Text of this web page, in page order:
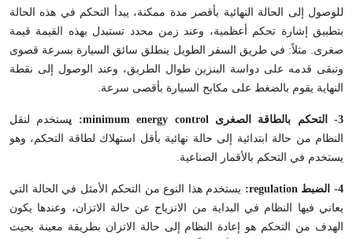
للوصول إلى الحالة النهائية بأقصر مدة ممكنة، يبدأ التحكم في هذه الحالة
بتطبيق إشارة تحكم أعظمية، وعند زمن محدد تستبدل بهذه القيمة قيمة
صغرى. مثلاً: في طريق السفر الطويل ينطلق سائق السيارة بسرعة قصوى
وتبقى قدمه على دواسة البنزين طوال الطريق، وعند الوصول إلى نقطة
النهاية يقوم بالضغط على مكابح السيارة بأقصى سرعة.
3- التحكم بالطاقة الصغرى minimum energy control : يستخدم لنقل
النظام من حالة ابتدائية إلى حالة نهائية بأقل استهلاك لطاقة التحكم، وهو
يستخدم في التحكم بالأقمار الصناعية.
4- الضبطregulation
: يستخدم هذا النوع من التحكم الأمثل في الحالة التي
يعاني فيها النظام في البداية من الانزياح عن حالة الاتزان، وعندها يكون
الهدف من التحكم هو إعادة النظام إلى حالة الاتزان بطريقة معينة بحيث